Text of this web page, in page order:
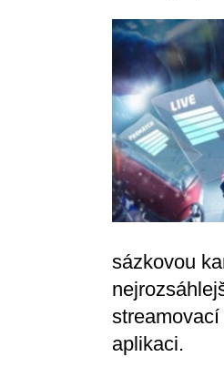
sázkovou
aplikaci.